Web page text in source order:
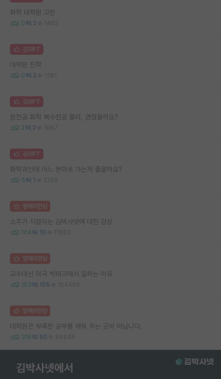
화학 대학원 고민
0 2 1402
김GPT
대학원 진학
0 2 1281
김GPT
원전공 화학 복수전공 물리, 괜찮을까요?
2 2 1867
김GPT
화학과인데 어느 분야로 가는게 좋을까요?
5 1 2266
명예의전당
소주가 지껄이는 김박사넷에 대한 감상
104 10 11553
명예의전당
교수대신 미국 빅테크에서 일하는 이유
153 105 104409
명예의전당
대학원은 부족한 공부를 채워 주는 곳이 아닙니다.
316 50 86848